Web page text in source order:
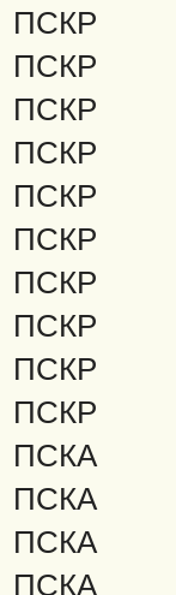
ПСКР
ПСКР
ПСКР
ПСКР
ПСКР
ПСКР
ПСКР
ПСКР
ПСКР
ПСКР
ПСКА
ПСКА
ПСКА
ПСКА